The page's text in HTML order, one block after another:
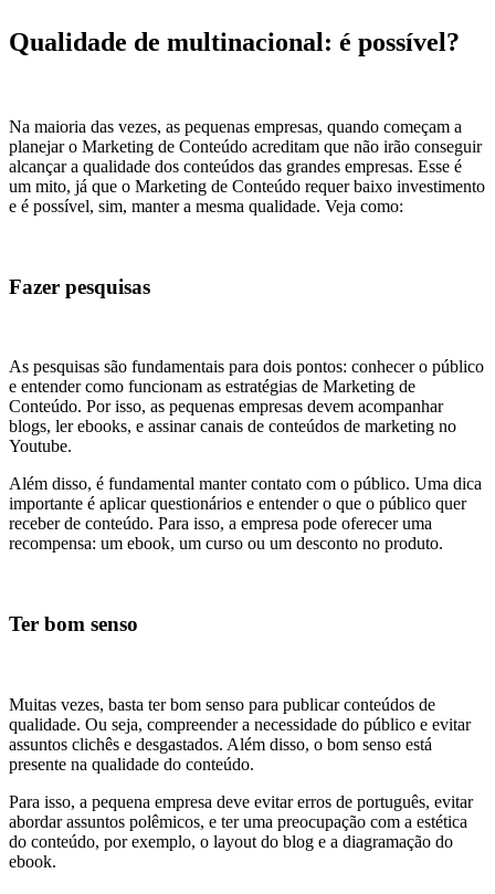
Qualidade de multinacional: é possível?
Na maioria das vezes, as pequenas empresas, quando começam a
planejar o Marketing de Conteúdo acreditam que não irão conseguir
alcançar a qualidade dos conteúdos das grandes empresas. Esse é
um mito, já que o Marketing de Conteúdo requer baixo investimento
e é possível, sim, manter a mesma qualidade. Veja como:
Fazer pesquisas
As pesquisas são fundamentais para dois pontos: conhecer o público
e entender como funcionam as estratégias de Marketing de
Conteúdo. Por isso, as pequenas empresas devem acompanhar
blogs, ler ebooks, e assinar canais de conteúdos de marketing no
Youtube.
Além disso, é fundamental manter contato com o público. Uma dica
importante é aplicar questionários e entender o que o público quer
receber de conteúdo. Para isso, a empresa pode oferecer uma
recompensa: um ebook, um curso ou um desconto no produto.
Ter bom senso
Muitas vezes, basta ter bom senso para publicar conteúdos de
qualidade. Ou seja, compreender a necessidade do público e evitar
assuntos clichês e desgastados. Além disso, o bom senso está
presente na qualidade do conteúdo.
Para isso, a pequena empresa deve evitar erros de português, evitar
abordar assuntos polêmicos, e ter uma preocupação com a estética
do conteúdo, por exemplo, o layout do blog e a diagramação do
ebook.